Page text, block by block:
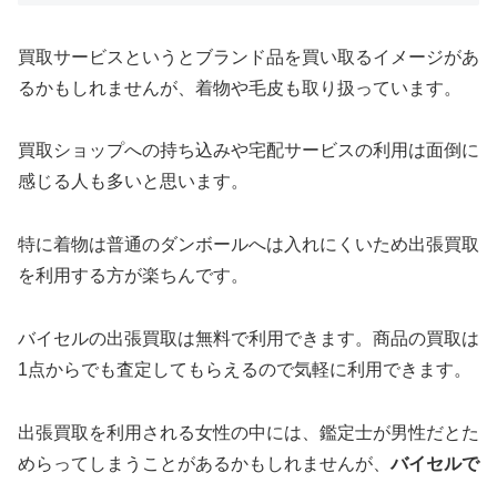
買取サービスというとブランド品を買い取るイメージがあ
るかもしれませんが、着物や毛皮も取り扱っています。
買取ショップへの持ち込みや宅配サービスの利用は面倒に
感じる人も多いと思います。
特に着物は普通のダンボールへは入れにくいため出張買取
を利用する方が楽ちんです。
バイセルの出張買取は無料で利用できます。商品の買取は
1点からでも査定してもらえるので気軽に利用できます。
出張買取を利用される女性の中には、鑑定士が男性だとた
めらってしまうことがあるかもしれませんが、バイセルで